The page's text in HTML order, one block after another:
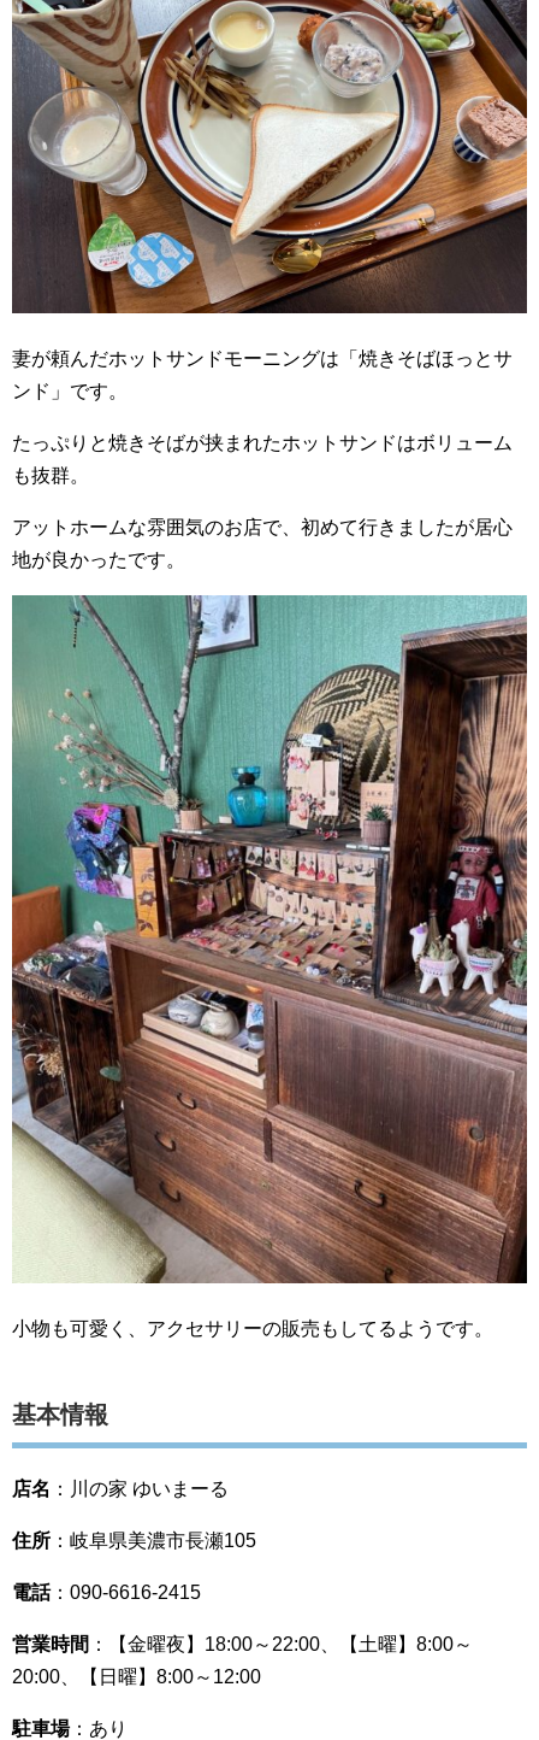
妻が頼んだホットサンドモーニングは「焼きそばほっとサ
ンド」です。
たっぷりと焼きそばが挟まれたホットサンドはボリューム
も抜群。
アットホームな雰囲気のお店で、初めて行きましたが居心
地が良かったです。
小物も可愛く、アクセサリーの販売もしてるようです。
基本情報
店名 ：川の家 ゆいまーる
住所 ：岐阜県美濃市長瀬105
電話：090-6616-2415
営業時間 ：【金曜夜】18:00～22:00、【土曜】8:00～
20:00、【日曜】8:00～12:00
駐車場：あり